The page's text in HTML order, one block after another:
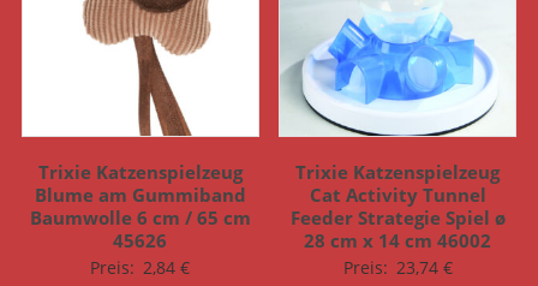
Trixie Katzenspielzeug
Blume am Gummiband
Baumwolle 6 cm / 65 cm
45626
Preis: 2,84€
Trixie Katzenspielzeug
Cat Activity Tunnel
Feeder Strategie Spiel ø
28 cm x 14 cm 46002
Preis: 23,74 €